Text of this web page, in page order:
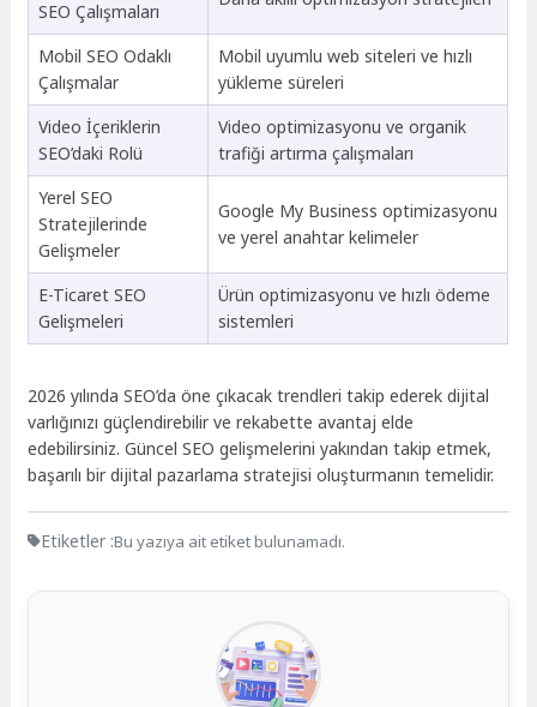
SEO Çalışmaları
Mobil SEO Odaklı
Çalışmalar
Mobil uyumlu web siteleri ve hızlı
yükleme süreleri
Video İçeriklerin
SEO’daki Rolü
Video optimizasyonu ve organik
trafiği artırma çalışmaları
Yerel SEO
Stratejilerinde
Gelişmeler
Google My Business optimizasyonu
ve yerel anahtar kelimeler
E-Ticaret SEO
Gelişmeleri
Ürün optimizasyonu ve hızlı ödeme
sistemleri
2026 yılında SEO’da öne çıkacak trendleri takip ederek dijital
varlığınızı güçlendirebilir ve rekabette avantaj elde
edebilirsiniz. Güncel SEO gelişmelerini yakından takip etmek,
başarılı bir dijital pazarlama stratejisi oluşturmanın temelidir.
Etiketler :Bu yazıya ait etiket bulunamadı.